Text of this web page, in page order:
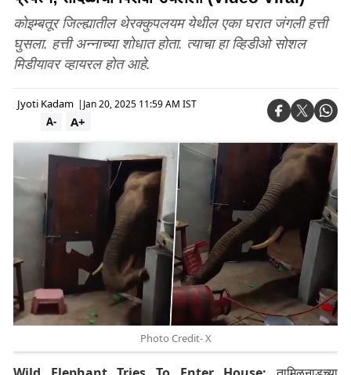
कोइम्बतूर जिल्ह्यातील थेरक्कुपलयम येथील एका घरात जंगली हत्ती
घुसला. हत्ती अन्नाच्या शोधात होता. त्याचा हा व्हिडीओ सोशल
मिडीयावर व्हायरल होत आहे.
Jyoti Kadam | Jan 20, 2025 11:59 AM IST
A+
A-
Photo Credit- X